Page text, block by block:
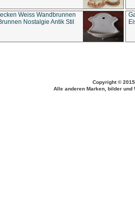
Weiss Wandbrunnen
Nostalgie Antik Stil
Copyright ©
Alle anderen Marken, bilder und